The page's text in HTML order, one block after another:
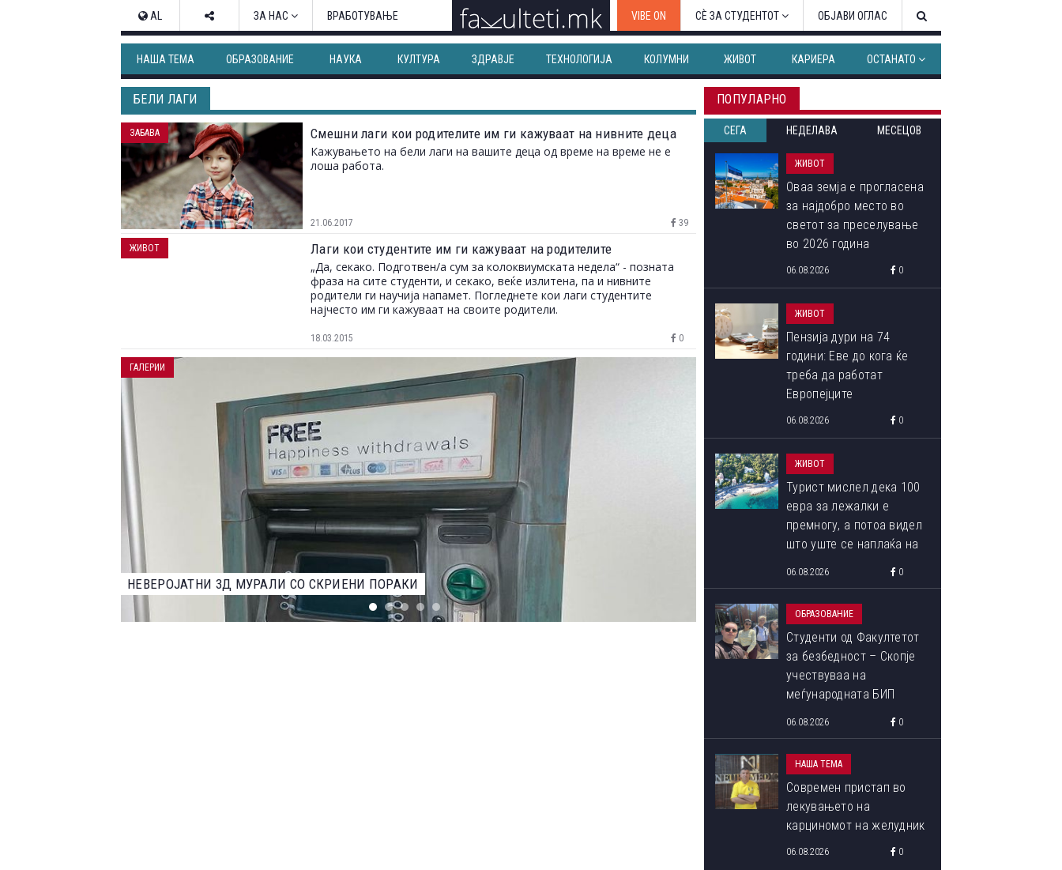
AL ЗА НАС ВРАБОТУВАЊЕ VIBE ON СЀ ЗА СТУДЕНТОТ ОБЈАВИ ОГЛАС
НАША ТЕМА ОБРАЗОВАНИЕ НАУКА КУЛТУРА ЗДРАВЈЕ ТЕХНОЛОГИЈА КОЛУМНИ ЖИВОТ КАРИЕРА ОСТАНАТО
БЕЛИ ЛАГИ
Смешни лаги кои родителите им ги кажуваат на нивните деца
Кажувањето на бели лаги на вашите деца од време на време не е
лоша работа.
21.06.2017 39
ЗАБАВА
Лаги кои студентите им ги кажуваат на родителите
„Да, секако. Подготвен/а сум за колоквиумската недела“ - позната
фраза на сите студенти, и секако, веќе излитена, па и нивните
родители ги научија напамет. Погледнете кои лаги студентите
најчесто им ги кажуваат на своите родители.
18.03.2015 0
ЖИВОТ
НАЈДОБРИТЕ ФОТОГРАФИИ ОД НАТПРЕВАРОТ ЗА НАЈДОБАР ФОТОГРАФ НА ДИВИОТ СВЕТ НА
2023 ГОДИНА
ФОТОГРАФИЈА ОД ПРИРОДАТА ЗА 2023 ГОДИНА
ГАЛЕРИИ
ПОПУЛАРНО
СЕГА НЕДЕЛАВА МЕСЕЦОВ
ЖИВОТ
Оваа земја е прогласена
за најдобро место во
светот за преселување
во 2026 година
06.08.2026 0
ЖИВОТ
Пензија дури на 74
години: Еве до кога ќе
треба да работат
Европејците
06.08.2026 0
ЖИВОТ
Турист мислел дека 100
евра за лежалки е
премногу, а потоа видел
што уште се наплаќа на
06.08.2026 0
ОБРАЗОВАНИЕ
Студенти од Факултетот
за безбедност – Скопје
учествуваа на
меѓународната БИП
06.08.2026 0
НАША ТЕМА
Современ пристап во
лекувањето на
карциномот на желудник
06.08.2026 0